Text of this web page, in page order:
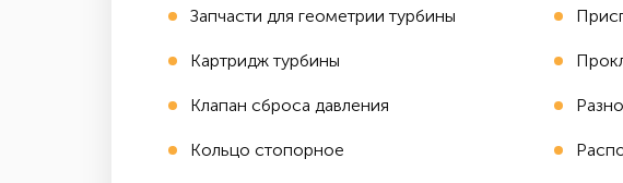
Запчасти для геометрии турбины
Картридж турбины
Клапан сброса давления
Кольцо стопорное